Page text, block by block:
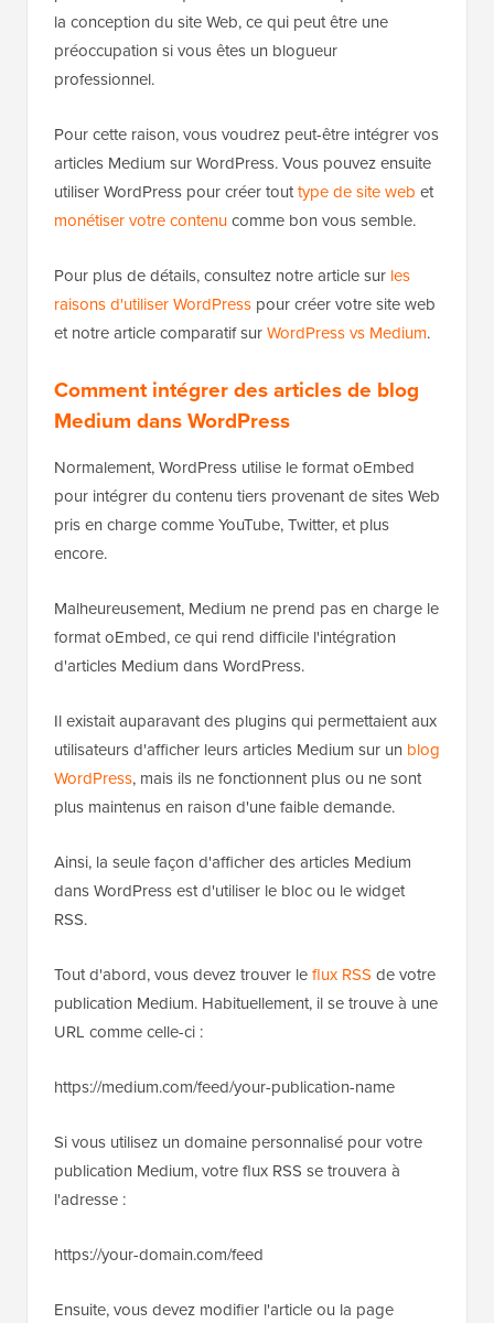
la conception du site Web, ce qui peut être une
préoccupation si vous êtes un blogueur
professionnel.
Pour cette raison, vous voudrez peut-être intégrer vos
articles Medium sur WordPress. Vous pouvez ensuite
utiliser WordPress pour créer touttype de site web et
monétiser votre contenucomme bon vous semble.
Pour plus de détails, consultez notre article sur les
raisons d'utiliser WordPress pour créer votre site web
et notre article comparatif surWordPress vs Medium.
Comment intégrer des articles de blog
Medium dans WordPress
Normalement, WordPress utilise le format oEmbed
pour intégrer du contenu tiers provenant de sites Web
pris en charge comme YouTube, Twitter, et plus
encore.
Malheureusement, Medium ne prend pas en charge le
format oEmbed, ce qui rend difficile l'intégration
d'articles Medium dans WordPress.
Il existait auparavant des plugins qui permettaient aux
utilisateurs d'afficher leurs articles Medium sur un blog
WordPress, mais ils ne fonctionnent plus ou ne sont
plus maintenus en raison d'une faible demande.
Ainsi, la seule façon d'afficher des articles Medium
dans WordPress est d'utiliser le bloc ou le widget
RSS.
Tout d'abord, vous devez trouver leflux RSS de votre
publication Medium. Habituellement, il se trouve à une
URL comme celle-ci :
https://medium.com/feed/your-publication-name
Si vous utilisez un domaine personnalisé pour votre
publication Medium, votre flux RSS se trouvera à
l'adresse :
https://your-domain.com/feed
Ensuite, vous devez modifier l'article ou la page